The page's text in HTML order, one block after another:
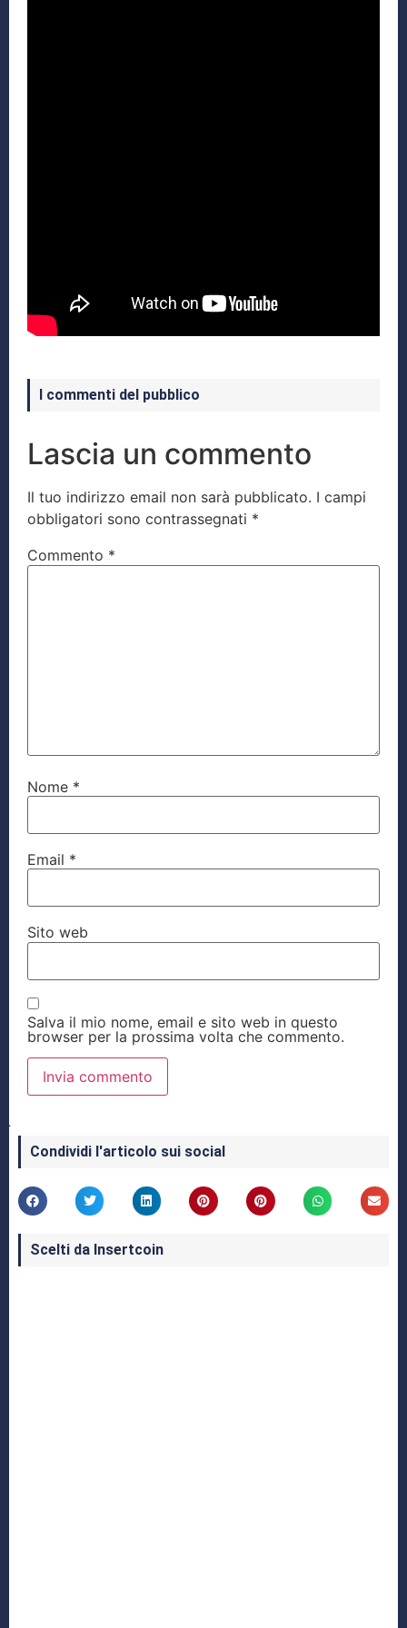
I commenti del pubblico
Lascia un commento
Il tuo indirizzo email non sarà pubblicato. I campi
obbligatori sono contrassegnati *
Commento *
Nome *
Email *
Sito web
Salva il mio nome, email e sito web in questo
browser per la prossima volta che commento.
Condividi l'articolo sui social
Scelti da Insertcoin